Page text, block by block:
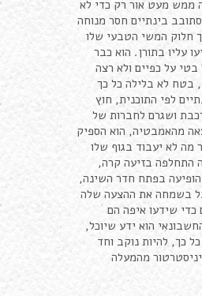
ממש מעט אור רק כדי לא
בינתיים חסר מנוחה
חלוק המשי הטבעי שלו
עליו בתורן. הוא כבר
על כפיים ולא רצה
בטח לא בלילה כל כך
לפי התוכנית, חוץ
ושגרם לחברות של
מהאמבטיה, הוא הספיק
לא יעבוד בגוף שלו
התחלפה בזיעה קרה,
הופיעה בפתח חדר השינה,
בשמחה את ההצעה שלה
שידעו איפה הם
הוא ידע שיוכל,
כך, להיות נוקב וחד
מהמעלה